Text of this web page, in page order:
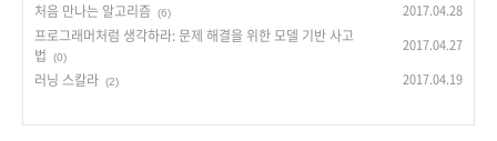
처음 만나는 알고리즘 (6) 2017.04.28
프로그래머처럼 생각하라: 문제 해결을 위한 모델 기반 사고
법
(0)
2017.04.27
러닝 스칼라 (2) 2017.04.19